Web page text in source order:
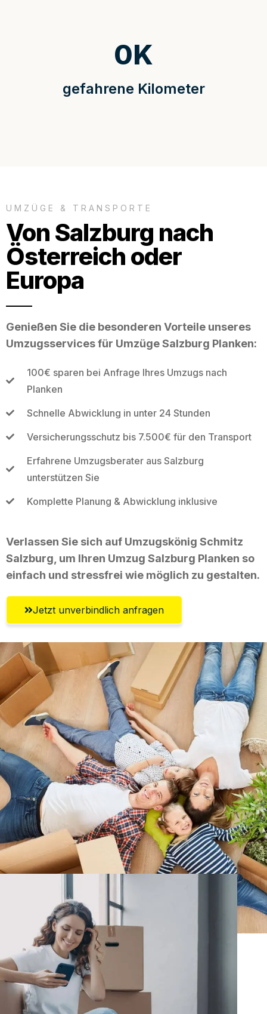
gefahrene Kilometer
0K
UMZÜGE & TRANSPORTE
Von Salzburg nach
Österreich oder
Europa
Genießen Sie die besonderen Vorteile unseres
Umzugsservices für Umzüge Salzburg Planken:
100€ sparen bei Anfrage Ihres Umzugs nach
Planken
Schnelle Abwicklung in unter 24 Stunden
Versicherungsschutz bis 7.500€ für den Transport
Erfahrene Umzugsberater aus Salzburg
unterstützen Sie
Komplette Planung & Abwicklung inklusive
Verlassen Sie sich auf Umzugskönig Schmitz
Salzburg, um Ihren Umzug Salzburg Planken so
einfach und stressfrei wie möglich zu gestalten.
Jetzt unverbindlich anfragen